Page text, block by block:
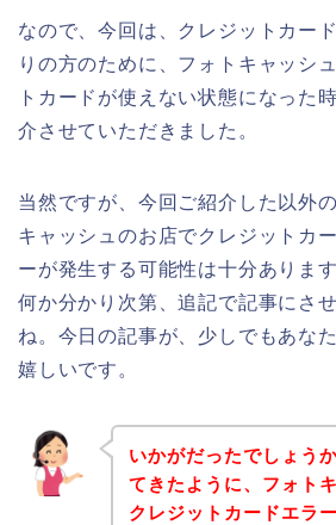
なので、今回は、クレジットカー
りの方のために、フォトキャッシ
トカードが使えない状態になった
介させていただきました。
当然ですが、今回ご紹介した以外
キャッシュのお店でクレジットカ
ーが発生する可能性は十分ありま
何か分かり次第、追記で記事にさ
ね。今日の記事が、少しでもあな
嬉しいです。
いかがだったでしょう
てきたように、フォト
クレジットカードエラ